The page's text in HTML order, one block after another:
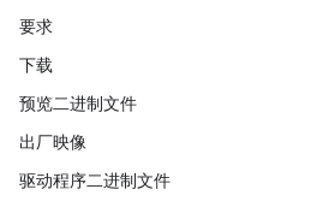
要求
下载
预览二进制文件
出厂映像
驱动程序二进制文件